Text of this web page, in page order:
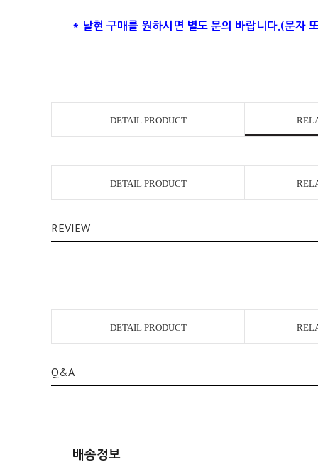
* 낱현 구매를 원하시면 별도 문의 바랍니다.(문
DETAIL PRODUCT
DETAIL PRODUCT
REVIEW
DETAIL PRODUCT
Q&A
배송정보